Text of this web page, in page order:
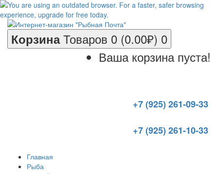
КорзинаТоваров 0 (0.00₽) 0
Ваша корзина пуста!
+7 (925) 261-09-33
+7 (925) 261-10-33
Главная
Рыба